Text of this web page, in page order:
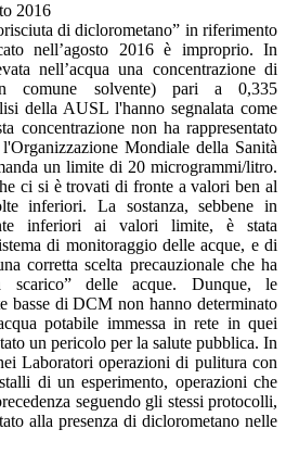
2016
di diclorometano” in riferimento
nell’agosto 2016 è improprio. In
nell’acqua una concentrazione di
comune solvente) pari a 0,335
della AUSL l'hanno segnalata come
concentrazione non ha rappresentato
Mondiale della Sanità
un limite di 20 microgrammi/litro.
ci si è trovati di fronte a valori ben al
inferiori. La sostanza, sebbene in
inferiori ai valori limite, è stata
di monitoraggio delle acque, e di
corretta scelta precauzionale che ha
scarico” delle acque. Dunque, le
basse di DCM non hanno determinato
potabile immessa in rete in quei
un pericolo per la salute pubblica. In
Laboratori operazioni di pulitura con
di un esperimento, operazioni che
seguendo gli stessi protocolli,
alla presenza di diclorometano nelle